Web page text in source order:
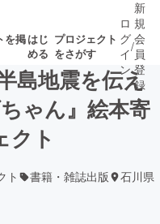
を掲はじ
める
プロジェクト
をさがす
集終了が近いプ
ロ
グ
イ
ン
/
新
規
会
員
登
録
島地震を伝え
ゃん』絵本寄
クト
ト 書籍・雑誌出版 石川県